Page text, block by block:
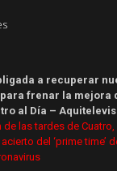
a recuperar
frenar la mejora
al Día –
de las tardes de
del ‘prime time’